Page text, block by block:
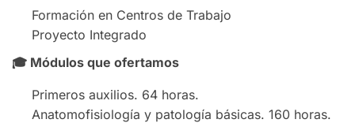
Formación en Centros de Trabajo
Proyecto Integrado
🎓 Módulos que ofertamos
Primeros auxilios. 64 horas.
Anatomofisiología y patología básicas. 160 horas.